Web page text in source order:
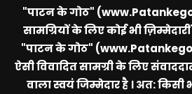
"पाटन के गोठ"
सामग्रियों के लिए कोई भी
"पाटन के गोठ"
ऐसी विवादित सामग्री के लिए
वाला स्वयं जिम्मेदार है । अत: किसी